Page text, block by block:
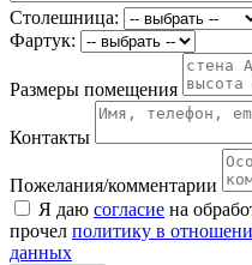
Столешница:
Фартук:
Размеры помещения
Контакты
Пожелания/комментарии
Я даю согласие на
прочел политику в
данных